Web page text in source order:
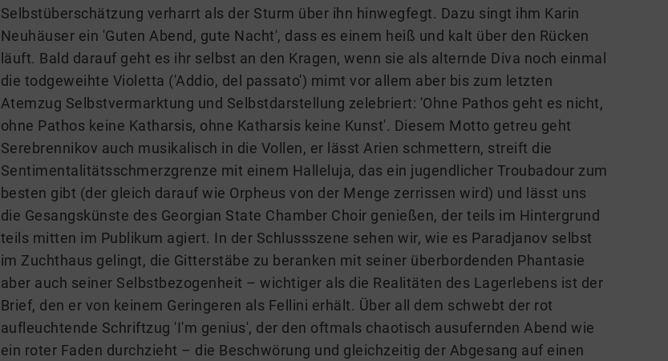
Selbstüberschätzung verharrt als der Sturm über ihn hinwegfegt. Dazu singt ihm Karin
Neuhäuser ein 'Guten Abend, gute Nacht', dass es einem heiß und kalt über den Rücken
läuft. Bald darauf geht es ihr selbst an den Kragen, wenn sie als alternde Diva noch einmal
die todgeweihte Violetta ('Addio, del passato') mimt vor allem aber bis zum letzten
Atemzug Selbstvermarktung und Selbstdarstellung zelebriert: 'Ohne Pathos geht es nicht,
ohne Pathos keine Katharsis, ohne Katharsis keine Kunst'. Diesem Motto getreu geht
Serebrennikov auch musikalisch in die Vollen, er lässt Arien schmettern, streift die
Sentimentalitätsschmerzgrenze mit einem Halleluja, das ein jugendlicher Troubadour zum
besten gibt (der gleich darauf wie Orpheus von der Menge zerrissen wird) und lässt uns
die Gesangskünste des Georgian State Chamber Choir genießen, der teils im Hintergrund
teils mitten im Publikum agiert. In der Schlussszene sehen wir, wie es Paradjanov selbst
im Zuchthaus gelingt, die Gitterstäbe zu beranken mit seiner überbordenden Phantasie
aber auch seiner Selbstbezogenheit – wichtiger als die Realitäten des Lagerlebens ist der
Brief, den er von keinem Geringeren als Fellini erhält. Über all dem schwebt der rot
aufleuchtende Schriftzug 'I'm genius', der den oftmals chaotisch ausufernden Abend wie
ein roter Faden durchzieht – die Beschwörung und gleichzeitig der Abgesang auf einen